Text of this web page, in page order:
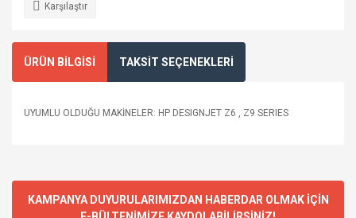
Karşılaştır
ÜRÜN BİLGİSİ TAKSİT SEÇENEKLERİ
UYUMLU OLDUĞU MAKİNELER: HP DESIGNJET Z6 , Z9 SERIES
KAMPANYA DUYURULARIMIZDAN HABERDAR OLMAK İÇİN